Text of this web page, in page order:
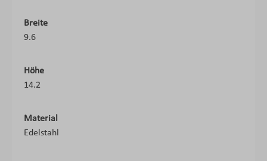
Breite
9.6
Höhe
14.2
Material
Edelstahl